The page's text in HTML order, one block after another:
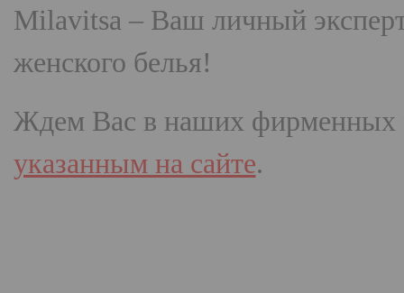
Milavitsa – Ваш личный
женского белья!
Ждем Вас в наших фирменных
указанным на сайте.